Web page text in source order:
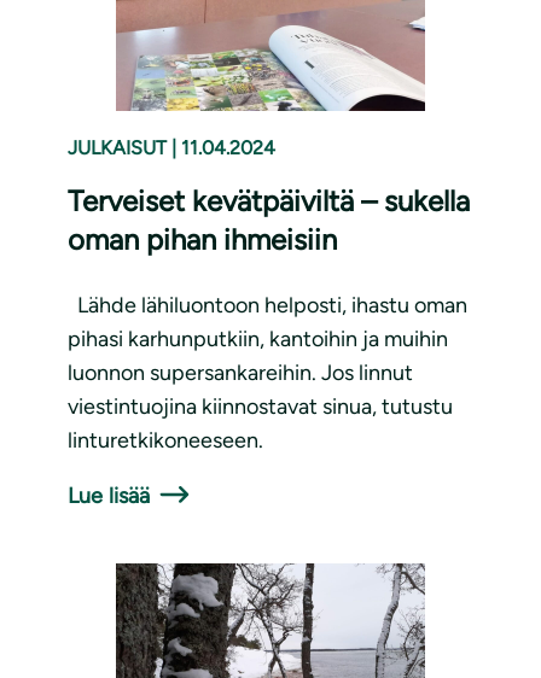
JULKAISUT 11.04.2024
Terveiset kevätpäiviltä – sukella
oman pihan ihmeisiin
Lähde lähiluontoon helposti, ihastu oman
pihasi karhunputkiin, kantoihin ja muihin
luonnon supersankareihin. Jos linnut
viestintuojina kiinnostavat sinua, tutustu
linturetkikoneeseen.
Lue lisää